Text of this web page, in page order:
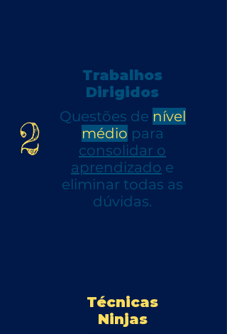
2
Trabalhos
Dirigidos
Questões de nível
médio para
consolidar o
aprendizado e
eliminar todas as
dúvidas.
Técnicas
Ninjas